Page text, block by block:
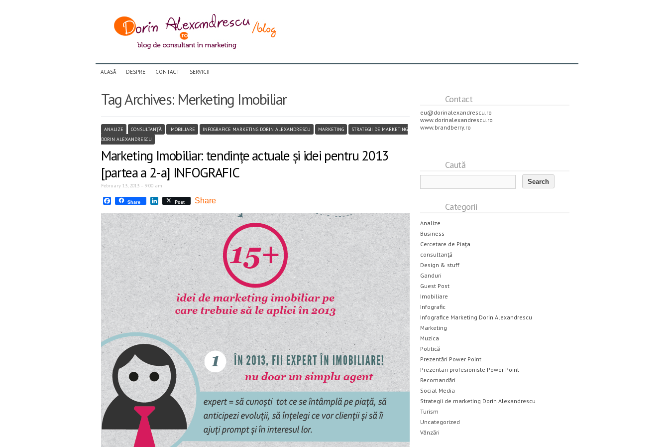
ACASĂ DESPRE CONTACT SERVICII
Tag Archives: Merketing Imobiliar
ANALIZE CONSULTANŢĂ IMOBILIARE INFOGRAFICE MARKETING DORIN ALEXANDRESCU MARKETING
STRATEGII DE MARKETING
DORIN ALEXANDRESCU
Marketing Imobiliar: tendințe actuale și idei pentru 2013
[partea a 2-a] INFOGRAFIC
February 13, 2013 – 9:00 am
Facebook
Share LinkedIn
Post Share
Contact
eu@dorinalexandrescu.ro
www.dorinalexandrescu.ro
www.brandberry.ro
Caută
Categorii
Analize
Business
Cercetare de Piaţa
consultanţă
Design & stuff
Ganduri
Guest Post
Imobiliare
Infografic
Infografice Marketing Dorin Alexandrescu
Marketing
Muzica
Politică
Prezentări Power Point
Prezentari profesioniste Power Point
Recomandări
Social Media
Strategii de marketing Dorin Alexandrescu
Turism
Uncategorized
Vânzări